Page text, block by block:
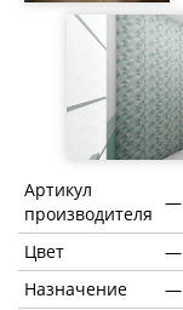
Артикул
производителя
—
Цвет —
Назначение
—